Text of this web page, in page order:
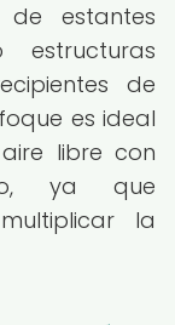
estantes
de
es ideal
libre con
ya que
la